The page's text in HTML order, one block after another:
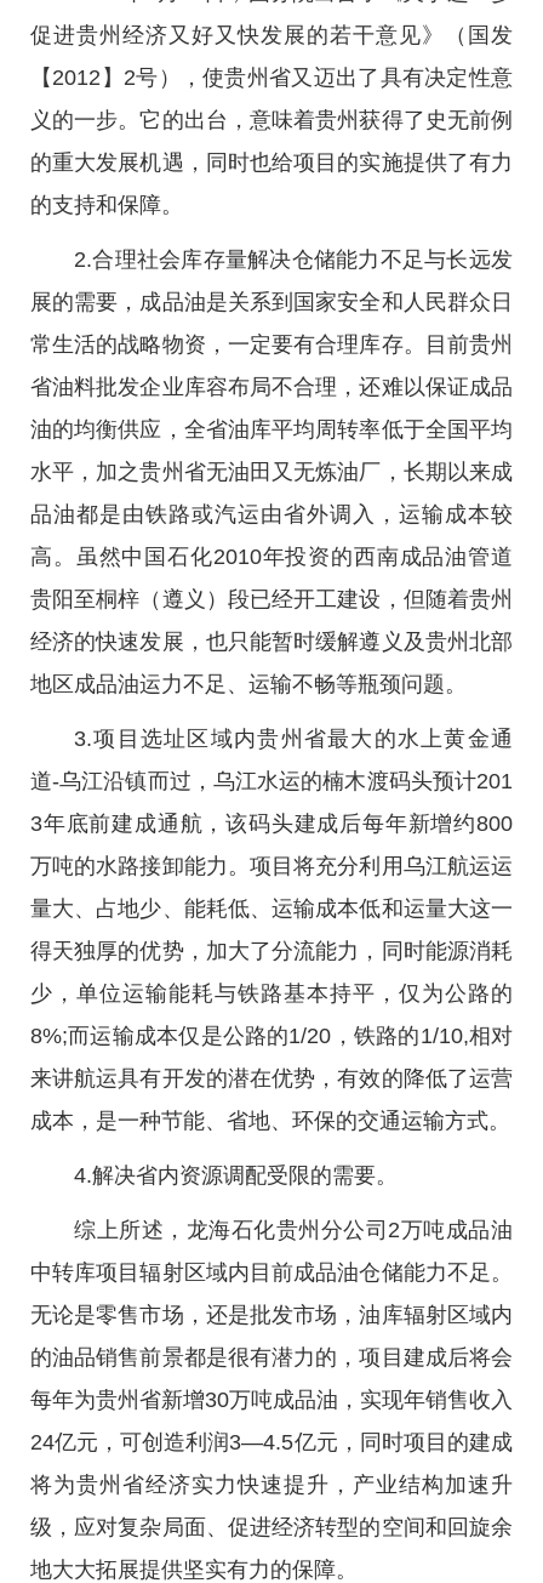
促进贵州经济又好又快发展的若干意见》（国发
【2012】2号），使贵州省又迈出了具有决定性意
义的一步。它的出台，意味着贵州获得了史无前例
的重大发展机遇，同时也给项目的实施提供了有力
的支持和保障。
2.合理社会库存量解决仓储能力不足与长远发
展的需要，成品油是关系到国家安全和人民群众日
常生活的战略物资，一定要有合理库存。目前贵州
省油料批发企业库容布局不合理，还难以保证成品
油的均衡供应，全省油库平均周转率低于全国平均
水平，加之贵州省无油田又无炼油厂，长期以来成
品油都是由铁路或汽运由省外调入，运输成本较
高。虽然中国石化2010年投资的西南成品油管道
贵阳至桐梓（遵义）段已经开工建设，但随着贵州
经济的快速发展，也只能暂时缓解遵义及贵州北部
地区成品油运力不足、运输不畅等瓶颈问题。
3.项目选址区域内贵州省最大的水上黄金通
道-乌江沿镇而过，乌江水运的楠木渡码头预计201
3年底前建成通航，该码头建成后每年新增约800
万吨的水路接卸能力。项目将充分利用乌江航运运
量大、占地少、能耗低、运输成本低和运量大这一
得天独厚的优势，加大了分流能力，同时能源消耗
少，单位运输能耗与铁路基本持平，仅为公路的
8%;而运输成本仅是公路的1/20，铁路的1/10,相对
来讲航运具有开发的潜在优势，有效的降低了运营
成本，是一种节能、省地、环保的交通运输方式。
4.解决省内资源调配受限的需要。
综上所述，龙海石化贵州分公司2万吨成品油
中转库项目辐射区域内目前成品油仓储能力不足。
无论是零售市场，还是批发市场，油库辐射区域内
的油品销售前景都是很有潜力的，项目建成后将会
每年为贵州省新增30万吨成品油，实现年销售收入
24亿元，可创造利润3—4.5亿元，同时项目的建成
将为贵州省经济实力快速提升，产业结构加速升
级，应对复杂局面、促进经济转型的空间和回旋余
地大大拓展提供坚实有力的保障。